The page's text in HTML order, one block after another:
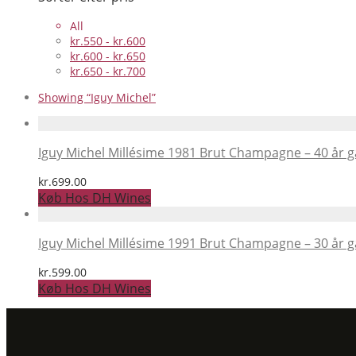
All
kr.550 - kr.600
kr.600 - kr.650
kr.650 - kr.700
Showing “Iguy Michel”
Iguy Michel Millésime 1981 Brut Champagne – 40 år
kr.699.00
Køb Hos DH Wines
Iguy Michel Millésime 1991 Brut Champagne – 30 år
kr.599.00
Køb Hos DH Wines